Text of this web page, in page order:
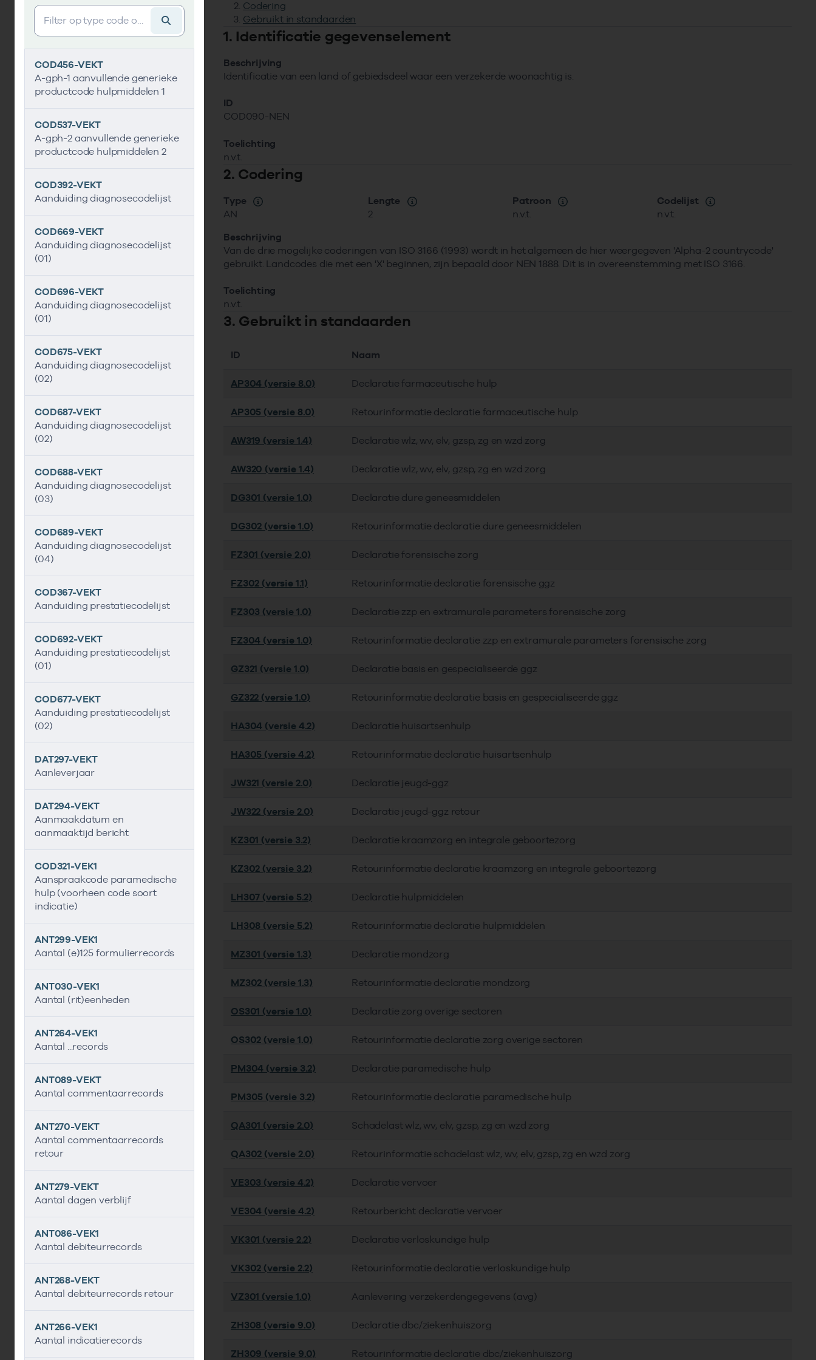
Vind gegevens&shy;element
COD456-VEKT
A-gph-1 aanvullende generieke
productcode hulpmiddelen 1
COD537-VEKT
A-gph-2 aanvullende generieke
productcode hulpmiddelen 2
COD392-VEKT
Aanduiding diagnosecodelijst
COD669-VEKT
Aanduiding diagnosecodelijst
(01)
COD696-VEKT
Aanduiding diagnosecodelijst
(01)
COD675-VEKT
Aanduiding diagnosecodelijst
(02)
COD687-VEKT
Aanduiding diagnosecodelijst
(02)
COD688-VEKT
Aanduiding diagnosecodelijst
(03)
COD689-VEKT
Aanduiding diagnosecodelijst
(04)
COD367-VEKT
Aanduiding prestatiecodelijst
COD692-VEKT
Aanduiding prestatiecodelijst
(01)
COD677-VEKT
Aanduiding prestatiecodelijst
(02)
DAT297-VEKT
Aanleverjaar
DAT294-VEKT
Aanmaakdatum en
aanmaaktijd bericht
COD321-VEK1
Aanspraakcode paramedische
hulp (voorheen code soort
indicatie)
ANT299-VEK1
Aantal (e)125 formulierrecords
ANT030-VEK1
Aantal (rit)eenheden
ANT264-VEK1
Aantal ...records
ANT089-VEKT
Aantal commentaarrecords
ANT270-VEKT
Aantal commentaarrecords
retour
ANT279-VEKT
Aantal dagen verblijf
ANT086-VEK1
Aantal debiteurrecords
ANT268-VEKT
Aantal debiteurrecords retour
ANT266-VEK1
Aantal indicatierecords
Codering
Gebruikt in standaarden
1. Identificatie gegevenselement
Beschrijving
Identificatie van een land of gebiedsdeel waar een verzekerde woonachtig is.
ID
COD090-NEN
Toelichting
n.v.t.
2. Codering
Type
AN
Lengte
2
Patroon
n.v.t.
Codelijst
n.v.t.
Beschrijving
Van de drie mogelijke coderingen van ISO 3166 (1993) wordt in het algemeen de hier weergegeven 'Alpha-2 countrycode'
gebruikt. Landcodes die met een 'X' beginnen, zijn bepaald door NEN 1888. Dit is in overeenstemming met ISO 3166.
Toelichting
n.v.t.
3. Gebruikt in standaarden
ID Naam
AP304 (versie 8.0) Declaratie farmaceutische hulp
AP305 (versie 8.0) Retourinformatie declaratie farmaceutische hulp
AW319 (versie 1.4) Declaratie wlz, wv, elv, gzsp, zg en wzd zorg
AW320 (versie 1.4) Declaratie wlz, wv, elv, gzsp, zg en wzd zorg
DG301 (versie 1.0) Declaratie dure geneesmiddelen
DG302 (versie 1.0) Retourinformatie declaratie dure geneesmiddelen
FZ301 (versie 2.0) Declaratie forensische zorg
FZ302 (versie 1.1) Retourinformatie declaratie forensische ggz
FZ303 (versie 1.0) Declaratie zzp en extramurale parameters forensische zorg
FZ304 (versie 1.0) Retourinformatie declaratie zzp en extramurale parameters forensische zorg
GZ321 (versie 1.0) Declaratie basis en gespecialiseerde ggz
GZ322 (versie 1.0) Retourinformatie declaratie basis en gespecialiseerde ggz
HA304 (versie 4.2) Declaratie huisartsenhulp
HA305 (versie 4.2) Retourinformatie declaratie huisartsenhulp
JW321 (versie 2.0) Declaratie jeugd-ggz
JW322 (versie 2.0) Declaratie jeugd-ggz retour
KZ301 (versie 3.2) Declaratie kraamzorg en integrale geboortezorg
KZ302 (versie 3.2) Retourinformatie declaratie kraamzorg en integrale geboortezorg
LH307 (versie 5.2) Declaratie hulpmiddelen
LH308 (versie 5.2) Retourinformatie declaratie hulpmiddelen
MZ301 (versie 1.3) Declaratie mondzorg
MZ302 (versie 1.3) Retourinformatie declaratie mondzorg
OS301 (versie 1.0) Declaratie zorg overige sectoren
OS302 (versie 1.0) Retourinformatie declaratie zorg overige sectoren
PM304 (versie 3.2) Declaratie paramedische hulp
PM305 (versie 3.2) Retourinformatie declaratie paramedische hulp
QA301 (versie 2.0) Schadelast wlz, wv, elv, gzsp, zg en wzd zorg
QA302 (versie 2.0) Retourinformatie schadelast wlz, wv, elv, gzsp, zg en wzd zorg
VE303 (versie 4.2) Declaratie vervoer
VE304 (versie 4.2) Retourbericht declaratie vervoer
VK301 (versie 2.2) Declaratie verloskundige hulp
VK302 (versie 2.2) Retourinformatie declaratie verloskundige hulp
VZ301 (versie 1.0) Aanlevering verzekerdengegevens (avg)
ZH308 (versie 9.0) Declaratie dbc/ziekenhuiszorg
ZH309 (versie 9.0) Retourinformatie declaratie dbc/ziekenhuiszorg